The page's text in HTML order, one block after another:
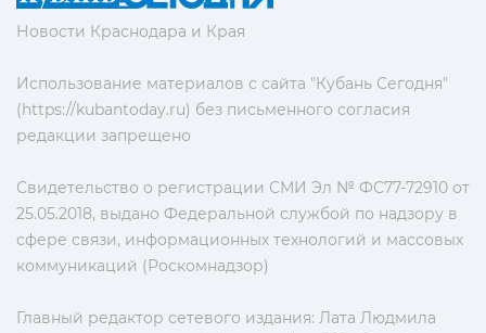
Новости Краснодара и Края
Использование материалов с сайта "Кубань Сегодня"
(https://kubantoday.ru) без письменного согласия
редакции запрещено
Свидетельство о регистрации СМИ Эл № ФС77-72910 от
25.05.2018, выдано Федеральной службой по надзору в
сфере связи, информационных технологий и массовых
коммуникаций (Роскомнадзор)
Главный редактор сетевого издания: Лата Людмила